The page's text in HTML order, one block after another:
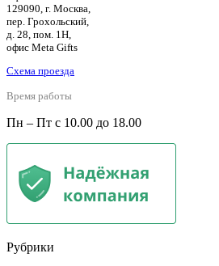
129090, г. Москва,
пер. Грохольский,
д. 28, пом. 1Н,
офис Meta Gifts
Схема проезда
Время работы
Пн – Пт с 10.00 до 18.00
Рубрики